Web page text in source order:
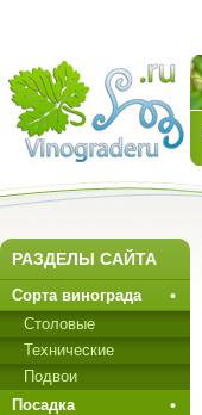
Виноград
РАЗДЕЛЫ САЙТА
Сорта винограда
Столовые
Технические
Подвои
Посадка